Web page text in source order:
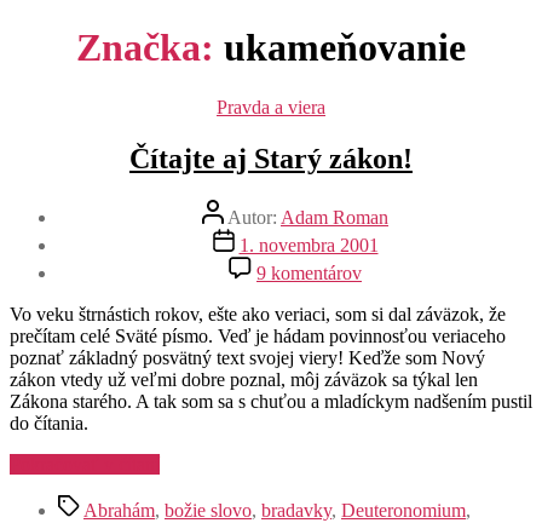
Značka: ukameňovanie
Kategórie
Pravda a viera
Čítajte aj Starý zákon!
Autor
článku
Autor: Adam Roman
Dátum
článku
1. novembra 2001
9 komentárovna
Čítajte
aj
Starý
zákon!
Vo veku štrnástich rokov, ešte ako veriaci, som si dal záväzok, že
prečítam celé Sväté písmo. Veď je hádam povinnosťou veriaceho
poznať základný posvätný text svojej viery! Keďže som Nový
zákon vtedy už veľmi dobre poznal, môj záväzok sa týkal len
Zákona starého. A tak som sa s chuťou a mladíckym nadšením pustil
do čítania.
„Čítajte
Starý
ZnačkyAbrahám, božie slovo, bradavky, Deuteronomium,